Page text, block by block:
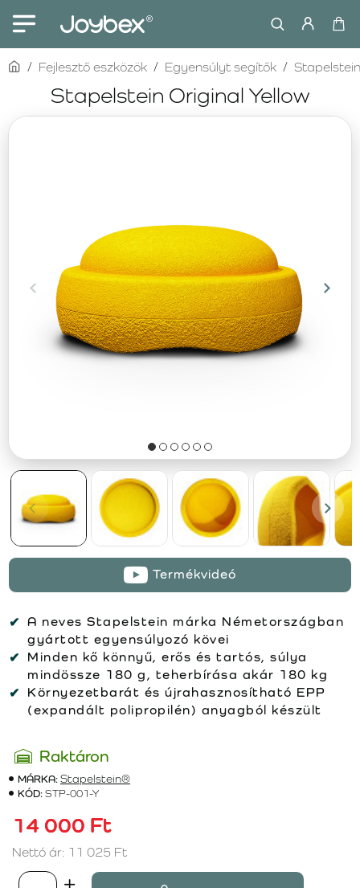
Stapelstein Original Yellow
homeFejlesztő eszközök Egyensúlyt segítők Stapelstein
Termékvideó
A neves Stapelstein márka Németországban
gyártott egyensúlyozó kövei
Minden kő könnyű, erős és tartós, súlya
mindössze 180 g, teherbírása akár 180 kg
Környezetbarát és újrahasznosítható EPP
(expandált polipropilén) anyagból készült
Raktáron
MÁRKA:Stapelstein®
KÓD:STP-001-Y
14 000 Ft
Nettó ár: 11 025 Ft